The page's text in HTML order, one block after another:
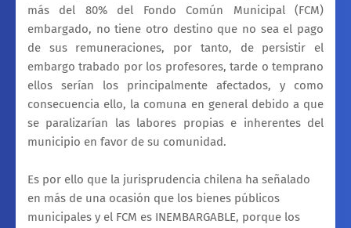
más del 80% del Fondo Común Municipal (FCM)
embargado, no tiene otro destino que no sea el pago
de sus remuneraciones, por tanto, de persistir el
embargo trabado por los profesores, tarde o temprano
ellos serían los principalmente afectados, y como
consecuencia ello, la comuna en general debido a que
se paralizarían las labores propias e inherentes del
municipio en favor de su comunidad.
Es por ello que la jurisprudencia chilena ha señalado
en más de una ocasión que los bienes públicos
municipales y el FCM es INEMBARGABLE, porque los